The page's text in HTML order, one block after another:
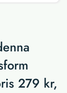
279 kr,